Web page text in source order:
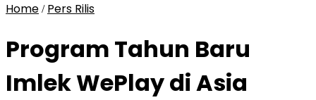
Home / Pers Rilis
Program Tahun Baru
Imlek WePlay di Asia